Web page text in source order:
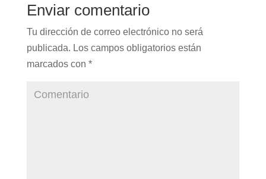
Enviar comentario
Tu dirección de correo electrónico no será
publicada. Los campos obligatorios están
marcados con *